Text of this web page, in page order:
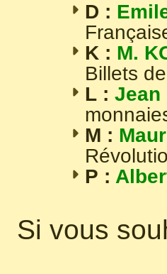
D :
K : M.
Billets
L : Jean
M :
P :
Si vous